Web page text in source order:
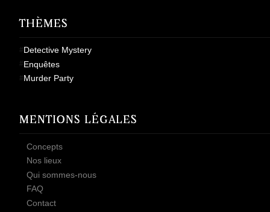
THÈMES
Detective Mystery
Enquêtes
Murder Party
MENTIONS LÉGALES
Concepts
Nos lieux
Qui sommes-nous
FAQ
Contact